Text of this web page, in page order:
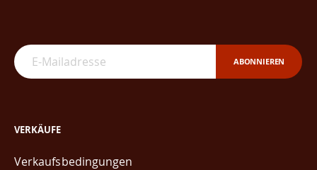
ABONNIEREN
VERKÄUFE
Verkaufsbedingungen